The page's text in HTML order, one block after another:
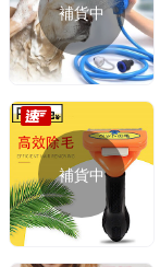
補貨中
補貨中